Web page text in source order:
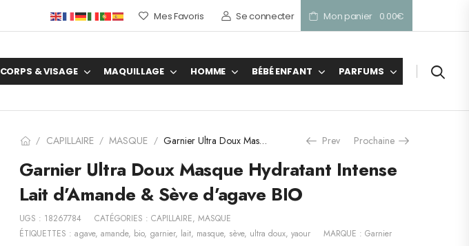
Mes Favoris Se connecter Mon panier 0.00€
CORPS & VISAGE MAQUILLAGE HOMME BÉBÉ ENFANT PARFUMS
/ CAPILLAIRE / MASQUE / Garnier Ultra Doux Masque Hydratant Intense Lait d’Amande & Sève d’agave BIO Prev Prochaine
Garnier Ultra Doux Masque Hydratant Intense
Lait d’Amande & Sève d’agave BIO
UGS : 18267784 CATÉGORIES : CAPILLAIRE, MASQUE
ÉTIQUETTES : agave, amande, bio, garnier, lait, masque, sève, ultra doux, yaour MARQUE : Garnier